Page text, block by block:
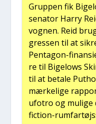
Grup­pen fik
sena­tor Har­ry
vog­nen. Reid
gres­sen til at
Pen­ta­gon-
re til Bige­lows
til at beta­le
mær­ke­li­ge
ufo­tro og muli­ge
fiction-